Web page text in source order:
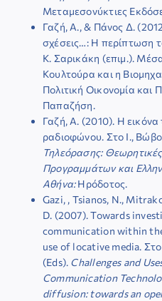
Μεταμεσονύκτιες
Γαζή, Α., & Πάνος Δ.
σχέσεις…: Η περίπτωση
Κ. Σαρικάκη (επιμ.).
Κουλτούρα και η
Πολιτική Οικονομία και
Παπαζήση.
Γαζή, Α. (2010). Η
ραδιοφώνου. Στο Ι.,
Τηλεόρασης:
Προγραμμάτων και
Αθήνα:Ηρόδοτος.
Gazi, , Tsianos, N.,
D. (2007). Towards
communication within
use of locative media.
(Eds). Challenges and
Communication
diffusion: towards an